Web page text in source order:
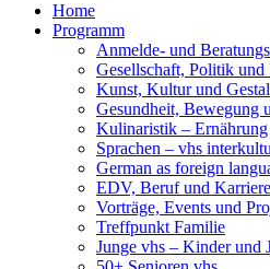
Home
Programm
Anmelde- und
Gesellschaft, Politik
Kunst, Kultur und
Gesundheit, Bewegung
Kulinaristik – Ernährung
Sprachen – vhs
German as foreign
EDV, Beruf und Karriere
Vorträge, Events und
Treffpunkt Familie
Junge vhs – Kinder und